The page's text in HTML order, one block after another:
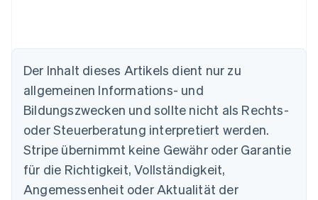
Der Inhalt dieses Artikels dient nur zu
allgemeinen Informations- und
Bildungszwecken und sollte nicht als Rechts-
oder Steuerberatung interpretiert werden.
Stripe übernimmt keine Gewähr oder Garantie
für die Richtigkeit, Vollständigkeit,
Angemessenheit oder Aktualität der
Australien
English
Belgien
NederlandsFrançais DeutschEnglish
Brasilien